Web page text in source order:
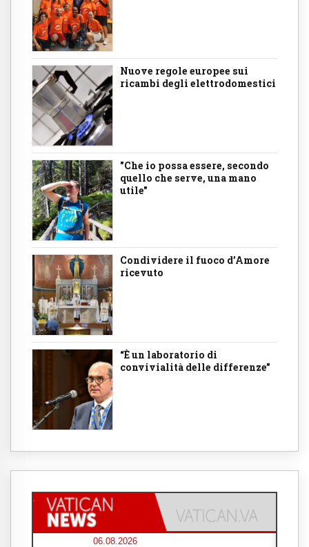
Nuove regole europee sui
ricambi degli elettrodomestici
"Che io possa essere, secondo
quello che serve, una mano
utile"
Condividere il fuoco d’Amore
ricevuto
“È un laboratorio di
convivialità delle differenze”
06.08.2026